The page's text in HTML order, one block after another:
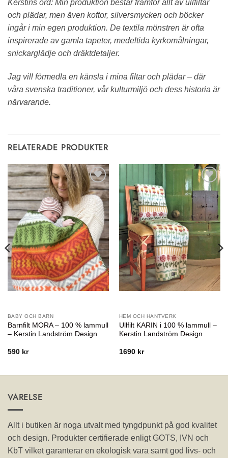
Kerstins ord: Min produktion består framför allt av ullfiltar
och plädar, men även koftor, silversmycken och böcker
ingår i min egen produktion. De textila mönstren är ofta
inspirerade av gamla tapeter, medeltida kyrkomålningar,
snickarglädje och dräktdetaljer.
Jag vill förmedla en känsla i mina filtar och plädar – där
våra svenska traditioner, vår kulturmiljö och dess historia är
närvarande.
RELATERADE PRODUKTER
Lägg till i
önskelistan
BABY OCH BARN
Barnfilt MORA – 100 % lammull
– Kerstin Landström Design
590 kr
Lägg till i
önskelistan
HEM OCH HANTVERK
Ullfilt KARIN i 100 % lammull –
Kerstin Landström Design
1690 kr
VARELSE
Allt i butiken är noga utvalt med tyngdpunkt på god kvalitet
och design. Produkter certifierade enligt GOTS, IVN och
KbT vilket garanterar en ekologisk vara samt god livs- och